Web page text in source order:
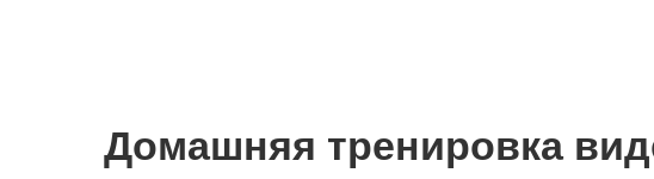
Домашняя тренировка